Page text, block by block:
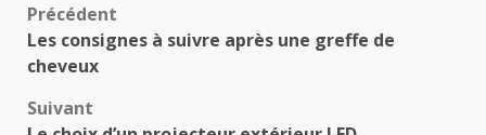
Navigation
d’article
Précédent
Les consignes à suivre après une greffe de
cheveux
Suivant